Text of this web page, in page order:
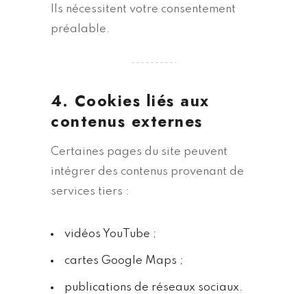
Ils nécessitent votre consentement
préalable.
4. Cookies liés aux
contenus externes
Certaines pages du site peuvent
intégrer des contenus provenant de
services tiers :
vidéos YouTube ;
cartes Google Maps ;
publications de réseaux sociaux.